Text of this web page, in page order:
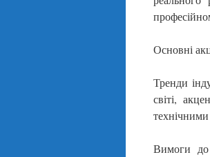
Основні
Тренди
світі,
Вимоги до